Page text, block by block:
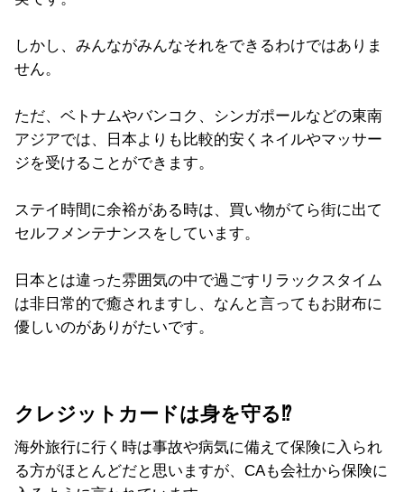
しかし、みんながみんなそれをできるわけではありま
せん。
ただ、ベトナムやバンコク、シンガポールなどの東南
アジアでは、日本よりも比較的安くネイルやマッサー
ジを受けることができます。
ステイ時間に余裕がある時は、買い物がてら街に出て
セルフメンテナンスをしています。
日本とは違った雰囲気の中で過ごすリラックスタイム
は非日常的で癒されますし、なんと言ってもお財布に
優しいのがありがたいです。
クレジットカードは身を守る⁉
海外旅行に行く時は事故や病気に備えて保険に入られ
る方がほとんどだと思いますが、CAも会社から保険に